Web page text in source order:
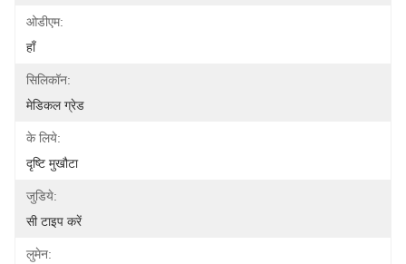
ओडीएम:
हाँ
सिलिकॉन:
मेडिकल ग्रेड
के लिये:
दृष्टि मुखौटा
जुडिये:
सी टाइप करें
लुमेन: